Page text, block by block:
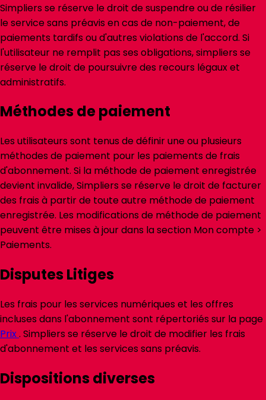
Simpliers se réserve le droit de suspendre ou de résilier
le service sans préavis en cas de non-paiement, de
paiements tardifs ou d'autres violations de l'accord. Si
l'utilisateur ne remplit pas ses obligations, simpliers se
réserve le droit de poursuivre des recours légaux et
administratifs.
Méthodes de paiement
Les utilisateurs sont tenus de définir une ou plusieurs
méthodes de paiement pour les paiements de frais
d'abonnement. Si la méthode de paiement enregistrée
devient invalide, Simpliers se réserve le droit de facturer
des frais à partir de toute autre méthode de paiement
enregistrée. Les modifications de méthode de paiement
peuvent être mises à jour dans la section Mon compte >
Paiements.
Disputes Litiges
Les frais pour les services numériques et les offres
incluses dans l'abonnement sont répertoriés sur la page
Prix. Simpliers se réserve le droit de modifier les frais
d'abonnement et les services sans préavis.
Dispositions diverses